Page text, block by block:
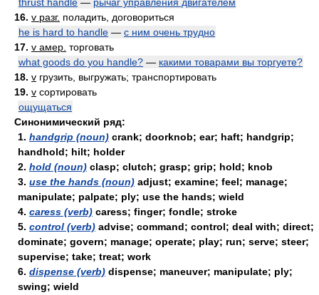
16. v разг. поладить, договориться
he is hard to handle — с ним очень трудно
17. v амер. торговать
what goods do you handle? — какими товарами вы торгуете?
18. v грузить, выгружать; транспортировать
19. v сортировать
ощущаться
Синонимический ряд:
1. handgrip (noun) crank; doorknob; ear; haft; handgrip;
handhold; hilt; holder
2. hold (noun) clasp; clutch; grasp; grip; hold; knob
3. use the hands (noun) adjust; examine; feel; manage;
manipulate; palpate; ply; use the hands; wield
4. caress (verb) caress; finger; fondle; stroke
5. control (verb) advise; command; control; deal with; direct;
dominate; govern; manage; operate; play; run; serve; steer;
supervise; take; treat; work
6. dispense (verb) dispense; maneuver; manipulate; ply;
swing; wield